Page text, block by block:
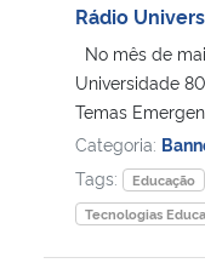
Rádio
No mês de
Universidade
Temas
Categoria:
Tags:
Educação
Tecnologias